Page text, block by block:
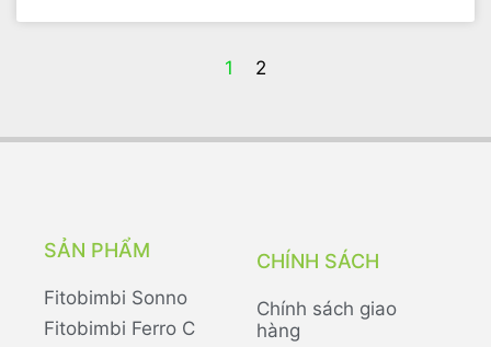
1 2
SẢN PHẨM
Fitobimbi Sonno
Fitobimbi Ferro C
CHÍNH SÁCH
Chính sách giao
hàng